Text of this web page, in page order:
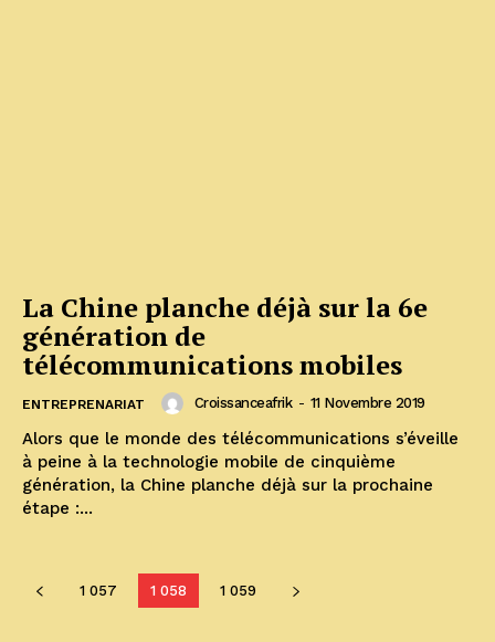
La Chine planche déjà sur la 6e
génération de
télécommunications mobiles
ENTREPRENARIAT Croissanceafrik - 11 Novembre 2019
Alors que le monde des télécommunications s’éveille
à peine à la technologie mobile de cinquième
génération, la Chine planche déjà sur la prochaine
étape :...
1 057 1 058 1 059